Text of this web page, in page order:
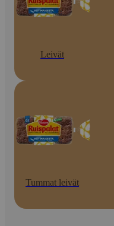
Leivät
Tummat leivät